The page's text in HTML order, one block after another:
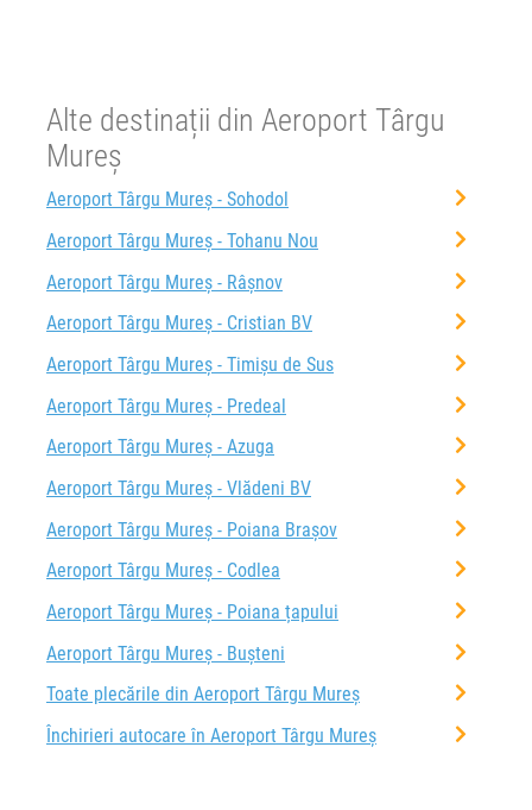
Alte destinații din Aeroport Târgu
Mureș
Aeroport Târgu Mureș - Sohodol
Aeroport Târgu Mureș - Tohanu Nou
Aeroport Târgu Mureș - Râşnov
Aeroport Târgu Mureș - Cristian BV
Aeroport Târgu Mureș - Timișu de Sus
Aeroport Târgu Mureș - Predeal
Aeroport Târgu Mureș - Azuga
Aeroport Târgu Mureș - Vlădeni BV
Aeroport Târgu Mureș - Poiana Brașov
Aeroport Târgu Mureș - Codlea
Aeroport Târgu Mureș - Poiana țapului
Aeroport Târgu Mureș - Bușteni
Toate plecările din Aeroport Târgu Mureș
Închirieri autocare în Aeroport Târgu Mureș